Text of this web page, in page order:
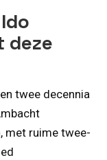
deze
twee decennia
met ruime twee-